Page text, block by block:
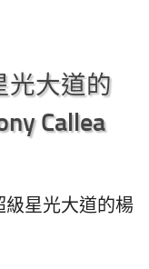
光大道的
Callea
級星光大道的楊